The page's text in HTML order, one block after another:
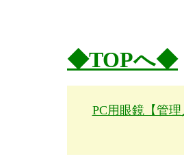
◆TOPへ◆
PC用眼鏡【管